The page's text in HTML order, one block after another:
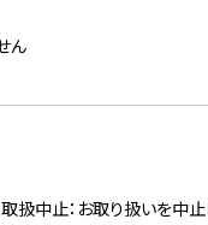
ん
止：お取り扱いを中止